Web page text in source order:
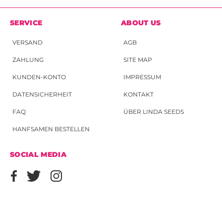
SERVICE
VERSAND
ZAHLUNG
KUNDEN-KONTO
DATENSICHERHEIT
FAQ
HANFSAMEN BESTELLEN
ABOUT US
AGB
SITE MAP
IMPRESSUM
KONTAKT
ÜBER LINDA SEEDS
SOCIAL MEDIA